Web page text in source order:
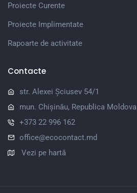
Proiecte Curente
Proiecte Implimentate
Rapoarte de activitate
Contacte
str. Alexei Șciusev 54/1
mun. Chișinău, Republica Moldova
+373 22 996 162
office@ecocontact.md
Vezi pe hartă